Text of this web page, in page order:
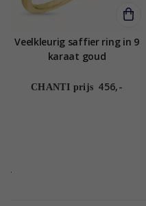
Veelkleurig saffier ring in 9
karaat goud
CHANTI prijs 456,-
.